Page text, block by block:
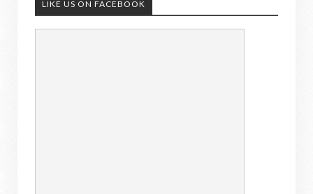
LIKE US ON FACEBOOK